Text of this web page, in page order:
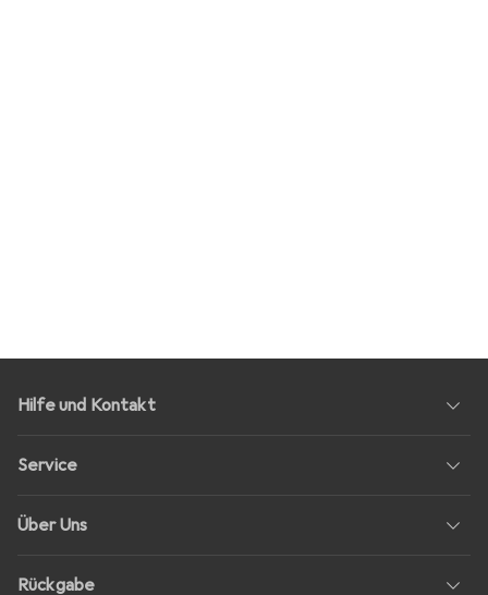
Hilfe und Kontakt
Service
Über Uns
Rückgabe